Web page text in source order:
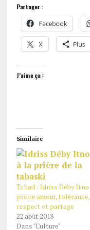
Partager :
Facebook
X Plus
J’aime ça :
Similaire
Tchad : Idriss Déby Itno
prône amour, tolérance,
respect et partage
22 août 2018
Dans "Culture"